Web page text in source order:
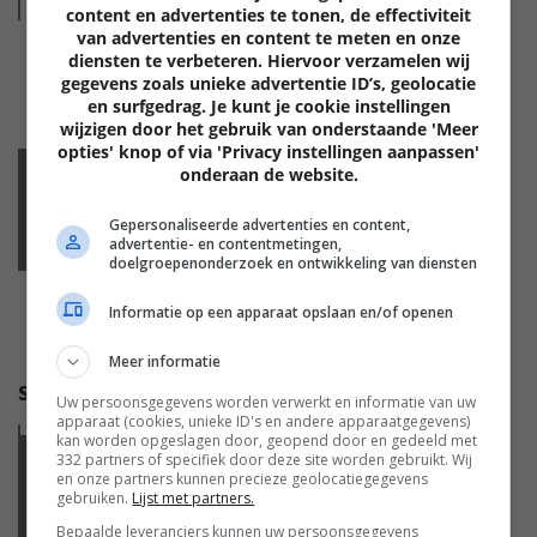
meer
SMARTPHONE ACCESSOIRES VOOR TIJDENS JE REIS
Leesmeer
content en advertenties te tonen, de effectiviteit
van advertenties en content te meten en onze
diensten te verbeteren. Hiervoor verzamelen wij
gegevens zoals unieke advertentie ID’s, geolocatie
en surfgedrag. Je kunt je cookie instellingen
wijzigen door het gebruik van onderstaande 'Meer
opties' knop of via 'Privacy instellingen aanpassen'
onderaan de website.
Gepersonaliseerde advertenties en content,
advertentie- en contentmetingen,
doelgroepenonderzoek en ontwikkeling van diensten
Informatie op een apparaat opslaan en/of openen
Meer informatie
Uw persoonsgegevens worden verwerkt en informatie van uw
apparaat (cookies, unieke ID's en andere apparaatgegevens)
kan worden opgeslagen door, geopend door en gedeeld met
332 partners of specifiek door deze site worden gebruikt. Wij
en onze partners kunnen precieze geolocatiegegevens
gebruiken. Lijst met partners.
Bepaalde leveranciers kunnen uw persoonsgegevens